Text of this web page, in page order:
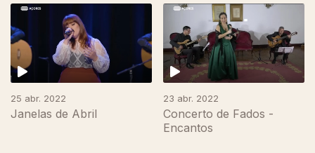
25 abr. 2022
Janelas de Abril
23 abr. 2022
Concerto de Fados -
Encantos